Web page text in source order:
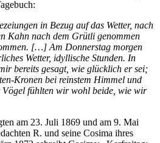
in Be­zug auf das Wet­ter, nach
Kahn nach dem Grüt­li ge­nom­men
[…] Am Don­ners­tag mor­gen
Wet­ter, idyl­li­sche Stun­den. In
be­reits ge­sagt, wie glück­lich er sei;
Kro­nen bei reins­tem Him­mel und
Vö­gel fühl­ten wir wohl bei­de, wie wir
am 23. Juli 1869 und am 9. Mai
R. und sei­ne Co­si­ma ih­res